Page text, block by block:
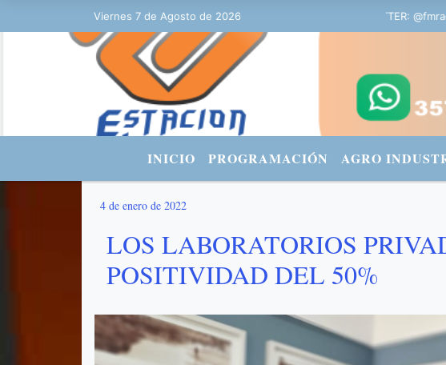
Viernes 7 de Agosto de 2026
y son las 18:14 - FACEBOOK: Estacionurbana Radiourbana - TWITTER:
INICIO PROGRAMACIÓN AGRO
4 de enero de 2022
LOS LABORATORIOS
POSITIVIDAD DEL 50%